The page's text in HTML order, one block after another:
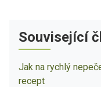
Související
Jak na rychlý
recept